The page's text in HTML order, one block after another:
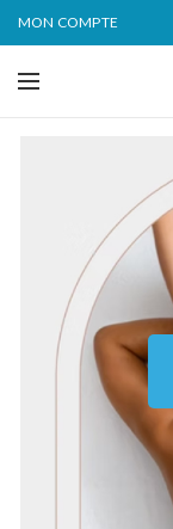
MON COMPTE